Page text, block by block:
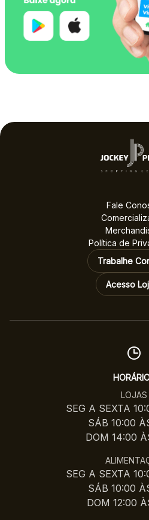
Fale
Política de
Trabalhe
Acesso
LOJAS
SEG A SEXTA
SÁB 10:00
DOM 14:00
SEG A SEXTA
SÁB 10:00
DOM 12:00